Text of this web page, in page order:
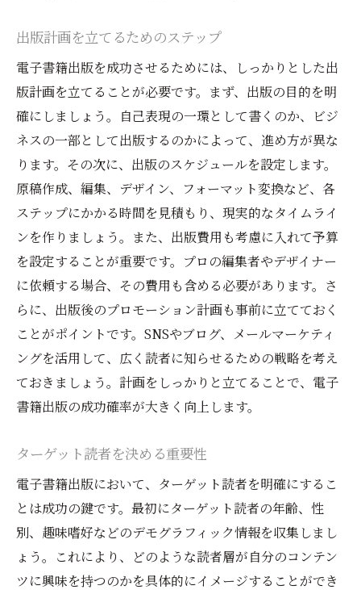
SEO対策とキーワードの活用
ソーシャルメディアを使ったマーケティン
グ
レビューとフィードバックの活用
定期的なコンテンツ更新の重要性
成功事例から学ぶ効果的な方法
電子書籍出版初心者が気を付けるべきポイント
著作権と権利に関する基本知識
規約と条件の確認
プラットフォームの規制と対策
質の高いコンテンツの提供
読者のニーズを理解する方法
トラブルシューティングガイド
電子書籍出版を成功させるための最終ステップ
最終チェックリストの作成
出版前の最終編集と校正
出版後のプロモーション計画
読者からのフィードバック収集
次回作の準備と計画
データ分析と改善点の特定
初心者でも安心して進められる電子書籍出版の
出版計画を立てるためのステップ
電子書籍出版を成功させるためには、しっかりとした出
版計画を立てることが必要です。まず、出版の目的を明
確にしましょう。自己表現の一環として書くのか、ビジ
ネスの一部として出版するのかによって、進め方が異な
ります。その次に、出版のスケジュールを設定します。
原稿作成、編集、デザイン、フォーマット変換など、各
ステップにかかる時間を見積もり、現実的なタイムライ
ンを作りましょう。また、出版費用も考慮に入れて予算
を設定することが重要です。プロの編集者やデザイナー
に依頼する場合、その費用も含める必要があります。さ
らに、出版後のプロモーション計画も事前に立てておく
ことがポイントです。SNSやブログ、メールマーケティ
ングを活用して、広く読者に知らせるための戦略を考え
ておきましょう。計画をしっかりと立てることで、電子
書籍出版の成功確率が大きく向上します。
ターゲット読者を決める重要性
電子書籍出版において、ターゲット読者を明確にするこ
とは成功の鍵です。最初にターゲット読者の年齢、性
別、趣味嗜好などのデモグラフィック情報を収集しまし
ょう。これにより、どのような読者層が自分のコンテン
ツに興味を持つのかを具体的にイメージすることができ